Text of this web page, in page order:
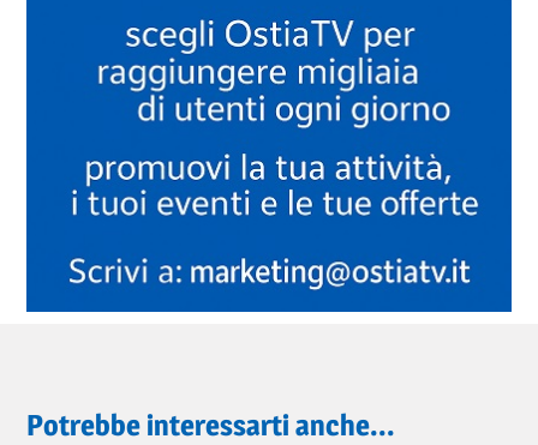
Potrebbe interessarti anche...